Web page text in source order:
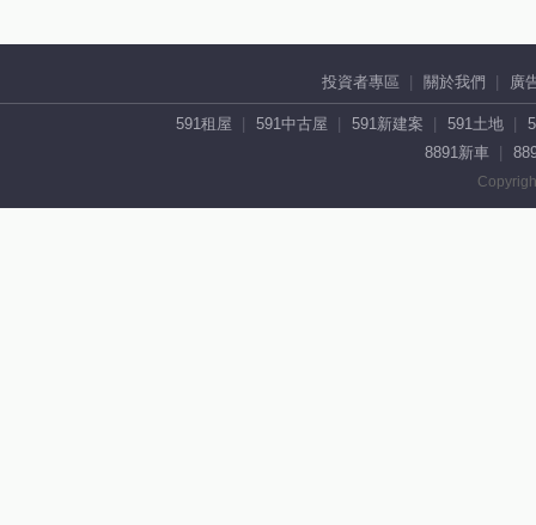
投資者專區 關於我們 廣
591租屋 591中古屋 591新建案 591土地
8891新車